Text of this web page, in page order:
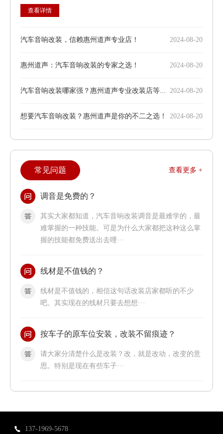
查看详情
2024-08-20
汽车音响改装，信赖惠州道声专业店！
2024-08-20
惠州道声：汽车音响改装的专家之选！
2024-08-20
汽车音响改装哪家强？惠州道声专业改装店等你来体验！
2024-08-20
想要汽车音响改装？惠州道声是你的不二之选！
常见问题 查看更多 +
调音是免费的？
其实大家都知道，汽车音响改装调音是最难学的，最
难掌握的一种技能。可是为什么大家都把这种这么掌
握的技能都免费送出去哩···
线材是不值钱的？
线材是不值钱的，相信这句话改装店家都听的不少
吧。其实现在的线材只要去想想···
按车子的原车位安装，改装不留痕迹？
请大家分清楚什么是改装？改，就是改动，改变的意
思。特别是现在有些车子···
137-1969-5678